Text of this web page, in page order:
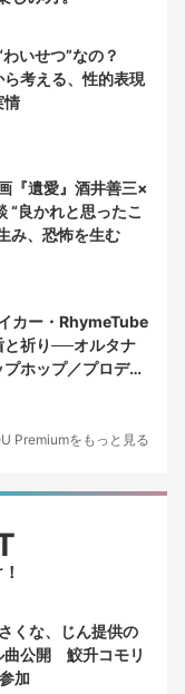
考える、性的表現
情
“良かれと思ったこ
み、恐怖を生む
と祈り──オルタナ
ホップ／プロデュ
Premiumをもっと見る
くな、じん提供の
曲公開 鮫升コモリ
加